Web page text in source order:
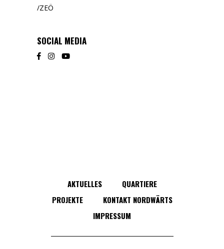
ZEÖ
SOCIAL MEDIA
AKTUELLES
QUARTIERE
PROJEKTE
KONTAKT NORDWÄRTS
IMPRESSUM